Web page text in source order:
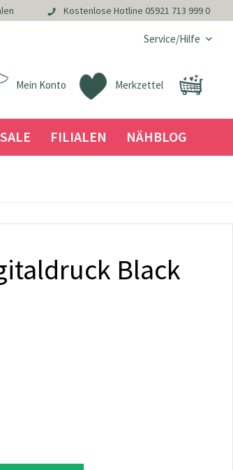
Kostenlose Hotline 05921 713 999 0
Service/Hilfe
Merkzettel
Mein Konto
SALE FILIALEN NÄHBLOG
Black